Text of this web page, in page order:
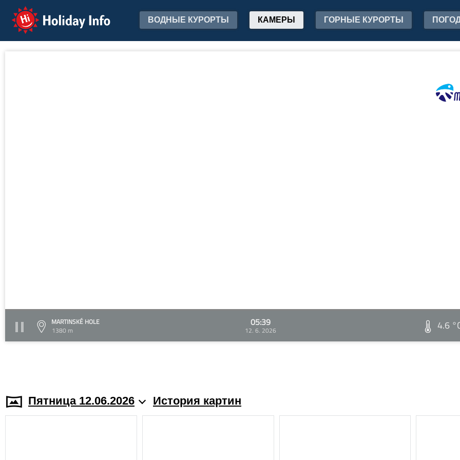
Holiday Info ВОДНЫЕ КУРОРТЫ КАМЕРЫ ГОРНЫЕ КУРОРТЫ
MARTINSKÉ HOLE
1380 m
05:39
12. 6. 2026 4.6
Пятница 12.06.2026 История картин